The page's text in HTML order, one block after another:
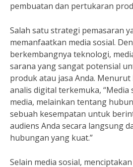
pembuatan dan pertukaran
Salah satu strategi pemasaran
memanfaatkan media sosial.
berkembangnya teknologi,
sarana yang sangat potensial
produk atau jasa Anda.
analis digital terkemuka,
media, melainkan tentang
sebuah kesempatan untuk
audiens Anda secara langsung
hubungan yang kuat.”
Selain media sosial,